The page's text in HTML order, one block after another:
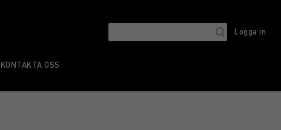
Logga in
KONTAKTA OSS